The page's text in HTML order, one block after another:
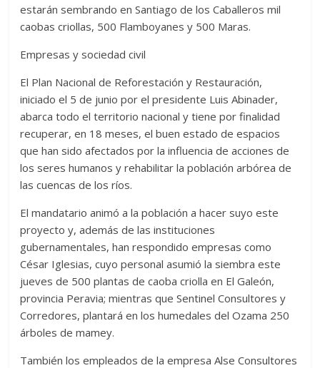
estarán sembrando en Santiago de los Caballeros mil
caobas criollas, 500 Flamboyanes y 500 Maras.
Empresas y sociedad civil
El Plan Nacional de Reforestación y Restauración,
iniciado el 5 de junio por el presidente Luis Abinader,
abarca todo el territorio nacional y tiene por finalidad
recuperar, en 18 meses, el buen estado de espacios
que han sido afectados por la influencia de acciones de
los seres humanos y rehabilitar la población arbórea de
las cuencas de los ríos.
El mandatario animó a la población a hacer suyo este
proyecto y, además de las instituciones
gubernamentales, han respondido empresas como
César Iglesias, cuyo personal asumió la siembra este
jueves de 500 plantas de caoba criolla en El Galeón,
provincia Peravia; mientras que Sentinel Consultores y
Corredores, plantará en los humedales del Ozama 250
árboles de mamey.
También los empleados de la empresa Alse Consultores